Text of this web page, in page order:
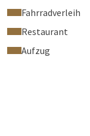
Fahrradverleih
Restaurant
Aufzug